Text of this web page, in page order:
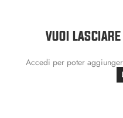
VUOI
Accedi per poter